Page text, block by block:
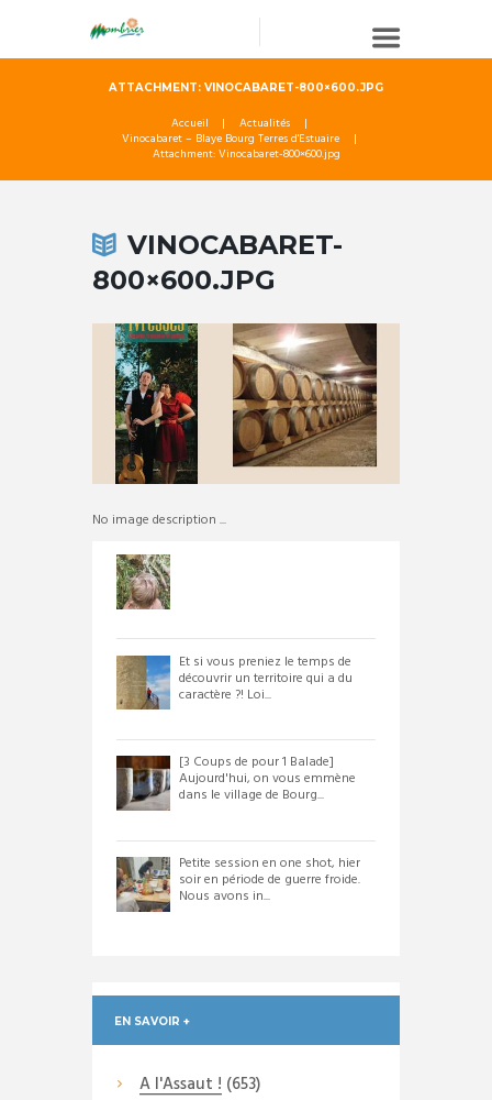
ATTACHMENT: VINOCABARET-800×600.JPG
Accueil
Actualités
Vinocabaret – Blaye Bourg Terres d'Estuaire
Attachment: Vinocabaret-800×600.jpg
VINOCABARET-
800×600.JPG
No image description ...
Et si vous preniez le temps de
découvrir un territoire qui a du
caractère ?! Loi...
[3 Coups de pour 1 Balade]
Aujourd'hui, on vous emmène
dans le village de Bourg...
Petite session en one shot, hier
soir en période de guerre froide.
Nous avons in...
EN SAVOIR +
A l'Assaut ! (653)